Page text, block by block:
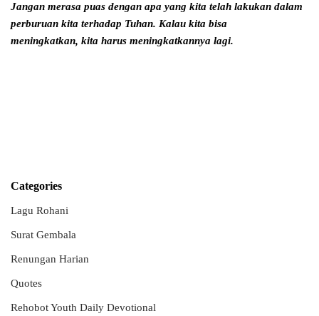
Jangan merasa puas dengan apa yang kita telah lakukan dalam
perburuan kita terhadap Tuhan. Kalau kita bisa
meningkatkan, kita harus meningkatkannya lagi.
Categories
Lagu Rohani
Surat Gembala
Renungan Harian
Quotes
Rehobot Youth Daily Devotional